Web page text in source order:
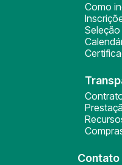
Como
Contato